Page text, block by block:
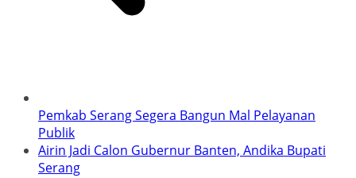
Pemkab Serang Segera Bangun Mal Pelayanan
Publik
Airin Jadi Calon Gubernur Banten, Andika Bupati
Serang